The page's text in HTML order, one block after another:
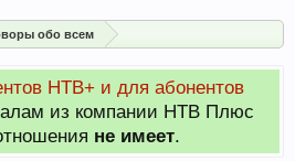
обо всем
НТВ+ и для абонентов
из компании НТВ Плюс
не имеет.